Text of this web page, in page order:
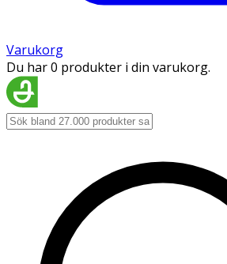
Varukorg
Du har 0 produkter i din varukorg.